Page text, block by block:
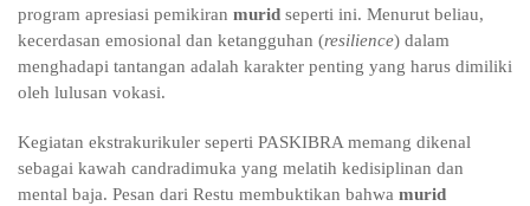
program apresiasi pemikiran murid seperti ini. Menurut beliau,
kecerdasan emosional dan ketangguhan (resilience) dalam
menghadapi tantangan adalah karakter penting yang harus dimiliki
oleh lulusan vokasi.
Kegiatan ekstrakurikuler seperti PASKIBRA memang dikenal
sebagai kawah candradimuka yang melatih kedisiplinan dan
mental baja. Pesan dari Restu membuktikan bahwa murid